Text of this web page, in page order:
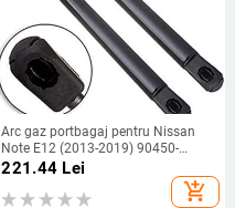
Arc gaz portbagaj pentru Nissan
Note E12 (2013-2019) 90450-
3WF0A; tip liber, cursa 160 mm,
distanță de montaj 600 mm,
încărcat cu azot
221.44 Lei
add_shopping_cart